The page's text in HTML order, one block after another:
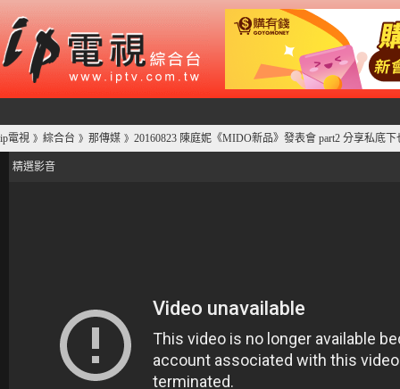
ip電視 》 綜合台 》 那傳媒 》 20160823 陳庭妮《MIDO新品》發表會 part2 分享私底
精選影音